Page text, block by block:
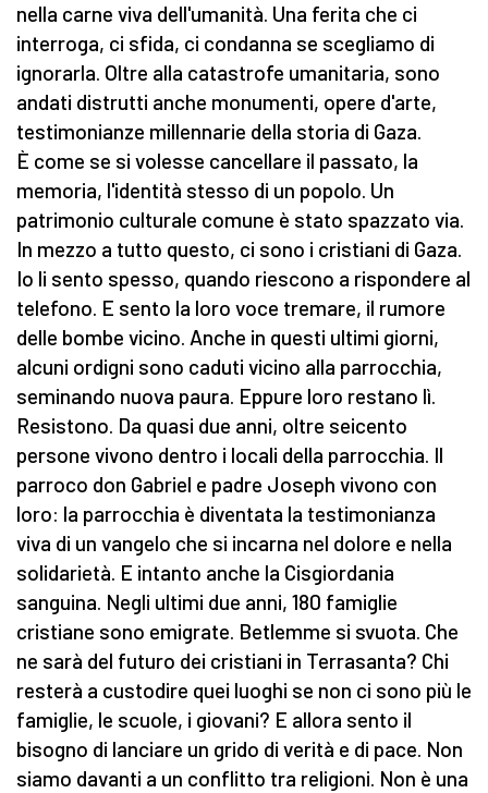
nella carne viva dell'umanità. Una ferita che ci
interroga, ci sfida, ci condanna se scegliamo di
ignorarla. Oltre alla catastrofe umanitaria, sono
andati distrutti anche monumenti, opere d'arte,
testimonianze millennarie della storia di Gaza.
È come se si volesse cancellare il passato, la
memoria, l'identità stesso di un popolo. Un
patrimonio culturale comune è stato spazzato via.
In mezzo a tutto questo, ci sono i cristiani di Gaza.
Io li sento spesso, quando riescono a rispondere al
telefono. E sento la loro voce tremare, il rumore
delle bombe vicino. Anche in questi ultimi giorni,
alcuni ordigni sono caduti vicino alla parrocchia,
seminando nuova paura. Eppure loro restano lì.
Resistono. Da quasi due anni, oltre seicento
persone vivono dentro i locali della parrocchia. Il
parroco don Gabriel e padre Joseph vivono con
loro: la parrocchia è diventata la testimonianza
viva di un vangelo che si incarna nel dolore e nella
solidarietà. E intanto anche la Cisgiordania
sanguina. Negli ultimi due anni, 180 famiglie
cristiane sono emigrate. Betlemme si svuota. Che
ne sarà del futuro dei cristiani in Terrasanta? Chi
resterà a custodire quei luoghi se non ci sono più le
famiglie, le scuole, i giovani? E allora sento il
bisogno di lanciare un grido di verità e di pace. Non
siamo davanti a un conflitto tra religioni. Non è una